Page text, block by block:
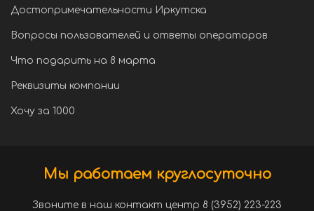
Достопримечательности Иркутска
Вопросы пользователей и ответы операторов
Что подарить на 8 марта
Реквизиты компании
Хочу за 1000
Мы работаем круглосуточно
Звоните в наш контакт центр 8 (3952) 223-223